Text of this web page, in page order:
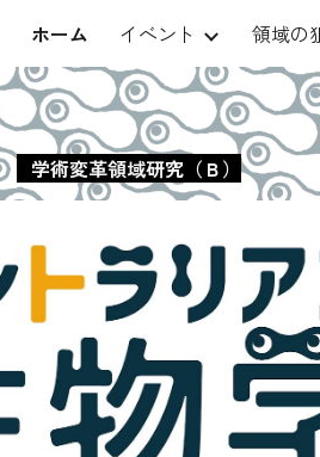
Skip
ホーム イベント 領域の
学術変革領域研究（Ｂ）